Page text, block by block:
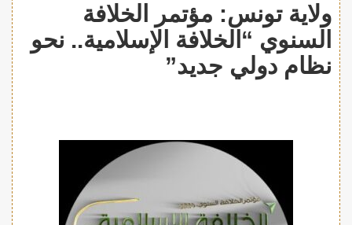
ولاية تونس: مؤتمر الخلافة
السنوي “الخلافة الإسلامية.. نحو
نظام دولي جديد”